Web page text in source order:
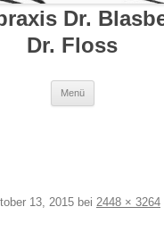
Dr.
Dr. Floss
Menü
13, 2015 bei 2448 × 3264